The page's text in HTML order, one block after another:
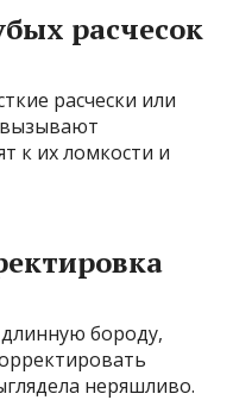
расчесок
расчески или
к их ломкости и
бороду,
неряшливо.